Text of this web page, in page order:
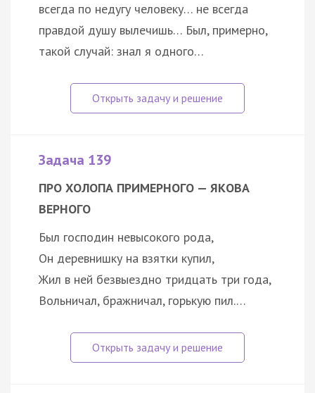
всегда по недугу человеку… не всегда
правдой душу вылечишь… Был, примерно,
такой случай: знал я одного…
Задача 139
ПРО ХОЛОПА ПРИМЕРНОГО — ЯКОВА
ВЕРНОГО
Был господин невысокого рода,
Он деревнишку на взятки купил,
Жил в ней безвыездно тридцать три года,
Вольничал, бражничал, горькую пил.…